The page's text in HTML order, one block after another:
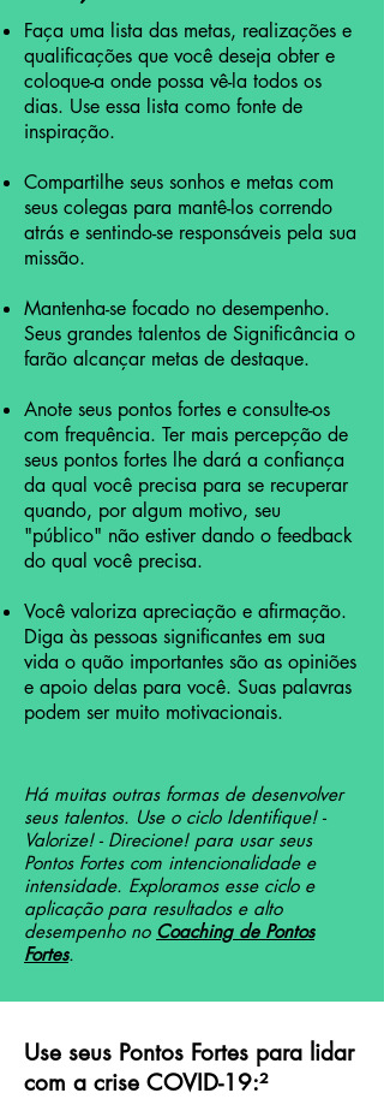
Faça uma lista das metas, realizações e
qualificações que você deseja obter e
coloque-a onde possa vê-la todos os
dias. Use essa lista como fonte de
inspiração.
Compartilhe seus sonhos e metas com
seus colegas para mantê-los correndo
atrás e sentindo-se responsáveis pela sua
missão.
Mantenha-se focado no desempenho.
Seus grandes talentos de Significância o
farão alcançar metas de destaque.
Anote seus pontos fortes e consulte-os
com frequência. Ter mais percepção de
seus pontos fortes lhe dará a confiança
da qual você precisa para se recuperar
quando, por algum motivo, seu
"público" não estiver dando o feedback
do qual você precisa.
Você valoriza apreciação e afirmação.
Diga às pessoas significantes em sua
vida o quão importantes são as opiniões
e apoio delas para você. Suas palavras
podem ser muito motivacionais.
Há muitas outras formas de desenvolver
seus talentos. Use o ciclo Identifique! -
Valorize! - Direcione! para usar seus
Pontos Fortes com intencionalidade e
intensidade. Exploramos esse ciclo e
aplicação para resultados e alto
desempenho no Coaching de Pontos
Fortes.
Use seus Pontos Fortes para lidar
com a crise COVID-19:²